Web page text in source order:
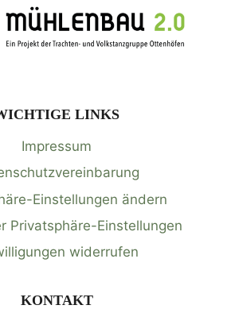
LINKS
Impressum
Einstellungen ändern
Privatsphäre-Einstellungen
widerrufen
KONTAKT